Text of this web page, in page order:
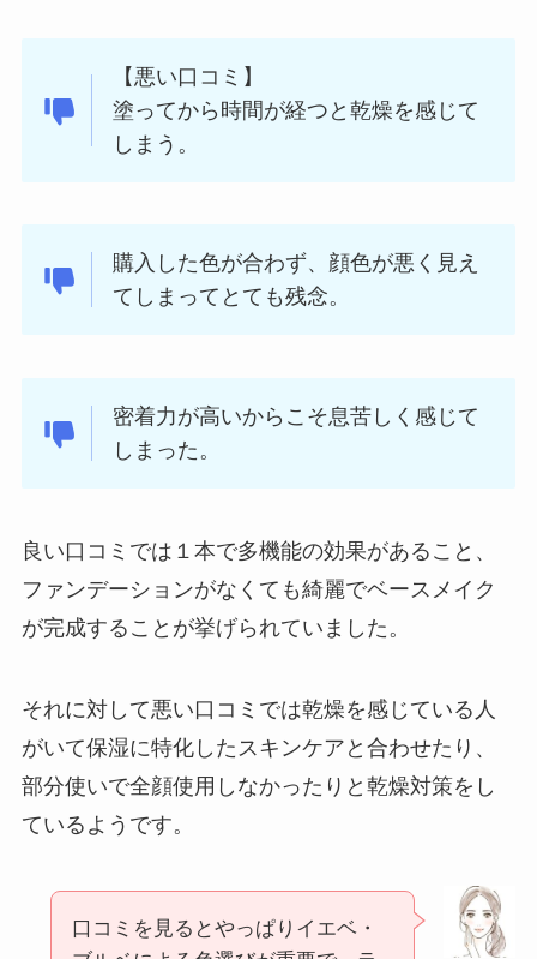
【悪い口コミ】
塗ってから時間が経つと乾燥を感じて
しまう。
購入した色が合わず、顔色が悪く見え
てしまってとても残念。
密着力が高いからこそ息苦しく感じて
しまった。
良い口コミでは１本で多機能の効果があること、
ファンデーションがなくても綺麗でベースメイク
が完成することが挙げられていました。
それに対して悪い口コミでは乾燥を感じている人
がいて保湿に特化したスキンケアと合わせたり、
部分使いで全顔使用しなかったりと乾燥対策をし
ているようです。
口コミを見るとやっぱりイエベ・